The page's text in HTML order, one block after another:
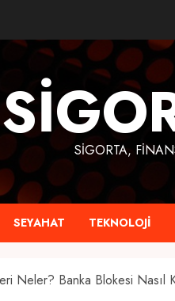
SIGORTA,
SEYAHAT TEKNOLOJI
Neler? Banka Blokesi Nasıl